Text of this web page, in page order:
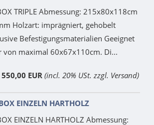
TRIPLE Abmessung: 215x80x118cm
Holzart: imprägniert, gehobelt
Befestigungsmaterialien Geeignet
maximal 60x67x110cm. Di...
550,00 EUR (incl. 20% USt. zzgl. Versand)
EINZELN HARTHOLZ
EINZELN HARTHOLZ Abmessung: